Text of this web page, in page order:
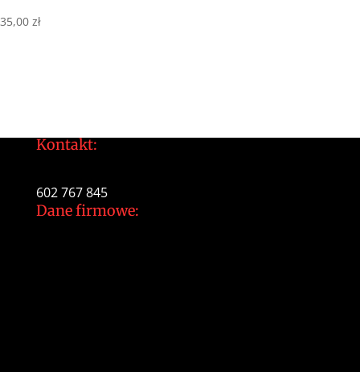
35,00 zł
Kontakt:
602 767 845
Dane firmowe: